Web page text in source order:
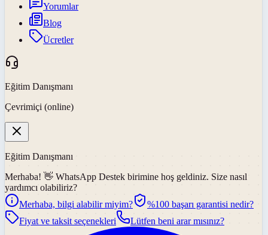
Yorumlar
Blog
Ücretler
Eğitim Danışmanı
Çevrimiçi (online)
Eğitim Danışmanı
Merhaba! 👋 WhatsApp Destek birimine hoş geldiniz. Size nasıl
yardımcı olabiliriz?
Merhaba, bilgi alabilir miyim?
%100 başarı garantisi nedir?
Fiyat ve taksit seçenekleri
Lütfen beni arar mısınız?